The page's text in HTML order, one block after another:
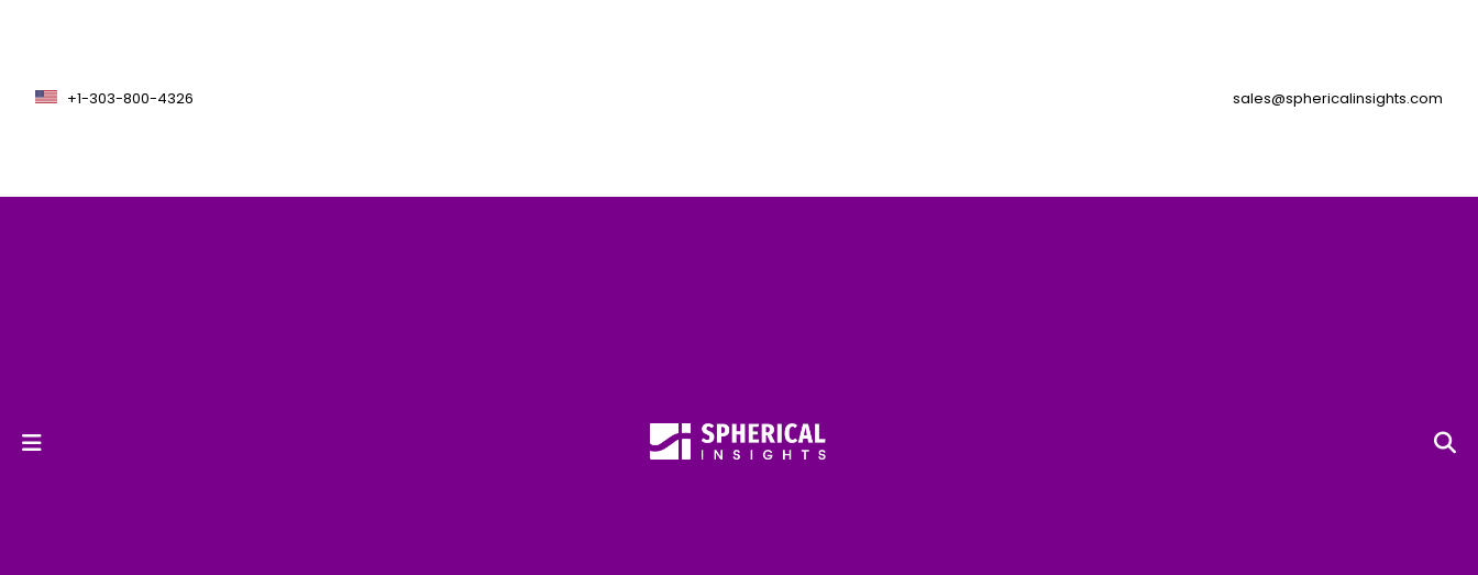
+1-303-800-4326 sales@sphericalinsights.com